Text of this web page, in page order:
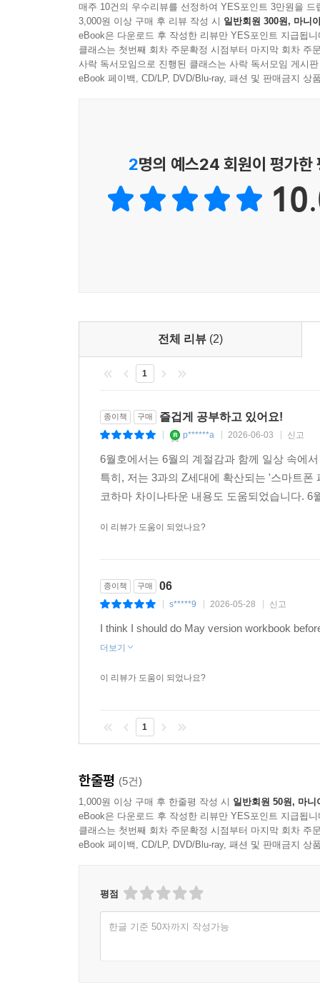
自家製シロップだそうですよ 수제 시럽이래요
12과(6/27) [토요 돋보기]
新しいお札に選ばれた人物は？ 새 지폐에 선정된
매주 10건의 우수리뷰를 선정하여 YES포인트 3만원을 드
3,000원 이상 구매 후 리뷰 작성 시 일반회원 300원, 마니
eBook은 다운로드 후 작성한 리뷰만 YES포인트 지급됩니
클래스는 첫번째 회차 주문확정 시점부터 마지막 회차 주
사락 독서모임으로 진행된 클래스는 사락 독서모임 게시
eBook 페이백, CD/LP, DVD/Blu-ray, 패션 및 판매금지 상
2명의 예스24 회원이 평가한
전체 리뷰 (2)
1
종이책 구매 즐겁게 공부하고 있어요!
p******a 2026-06-03 신고
6월호에서는 6월의 계절감과 함께 일상 속에
특히, 저는 3과의 Z세대에 확산되는 '스마트
코하마 차이나타운 내용도 도움되었습니다.
이 리뷰가 도움이 되었나요?
종이책 구매 06
s*****9 2026-05-28 신고
I think I should do May version workbook
더보기
이 리뷰가 도움이 되었나요?
1
한줄평 (5건)
1,000원 이상 구매 후 한줄평 작성 시 일반회원 50원, 마니
eBook은 다운로드 후 작성한 리뷰만 YES포인트 지급됩니
클래스는 첫번째 회차 주문확정 시점부터 마지막 회차 주
eBook 페이백, CD/LP, DVD/Blu-ray, 패션 및 판매금지 상
평점
한글 기준 50자까지 작성가능